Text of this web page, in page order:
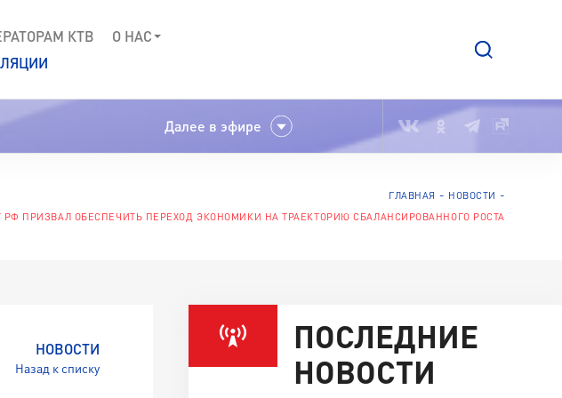
КТВ
О НАС
Далее в эфире
ГЛАВНАЯ
НОВОСТИ
РФ ПРИЗВАЛ ОБЕСПЕЧИТЬ ПЕРЕХОД ЭКОНОМИКИ НА ТРАЕКТОРИЮ СБАЛАНСИРОВАННОГО РОСТА
НОВОСТИ
Назад к списку
ПОСЛЕДНИЕ
НОВОСТИ